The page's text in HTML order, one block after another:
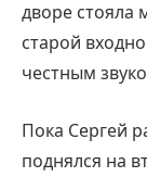
дворе стояла
старой
честным
Пока Сергей
поднялся на